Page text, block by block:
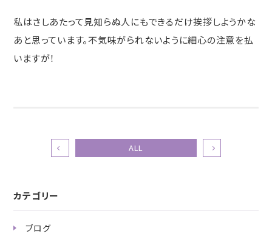
カテゴリー
ブログ
私はさしあたって見知らぬ人にもできるだけ挨拶しようかな
あと思っています。不気味がられないように細心の注意を払
いますが！
ALL